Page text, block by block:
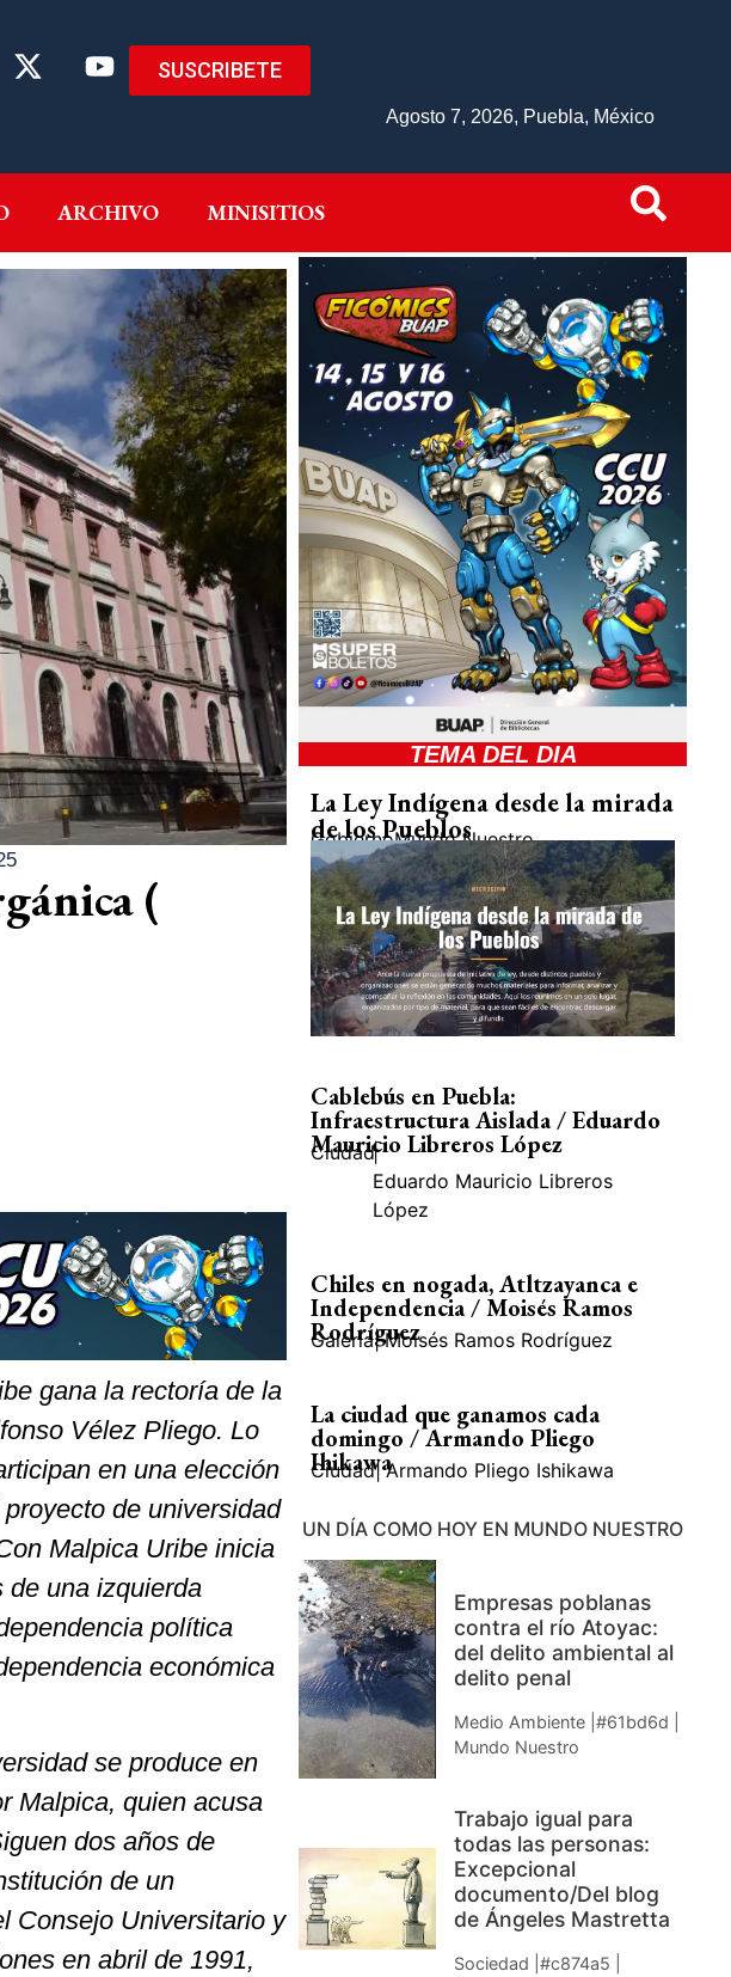
SUSCRIBETE
Agosto 7, 2026, Puebla, México
ARCHIVO MINISITIOS
ARCHIVO MINISITIOS
(
gana la rectoría de la
Vélez Pliego. Lo
en una elección
de universidad
Malpica Uribe inicia
de una izquierda
política
económica
se produce en
Malpica, quien acusa
dos años de
de un
Consejo Universitario y
en abril de 1991,
TEMA DEL DIA
La Ley Indígena desde la mirada
de los Pueblos
GobiernoMundo Nuestro
Cablebús en Puebla:
Infraestructura Aislada / Eduardo
Mauricio Libreros López
Ciudad|
Eduardo Mauricio Libreros
López
Chiles en nogada, Atltzayanca e
Independencia / Moisés Ramos
Rodríguez
Galería| Moisés Ramos Rodríguez
La ciudad que ganamos cada
domingo / Armando Pliego
Ihikawa
Ciudad| Armando Pliego Ishikawa
UN DÍA COMO HOY EN MUNDO NUESTRO
Empresas poblanas
contra el río Atoyac:
del delito ambiental al
delito penal
Medio Ambiente |#61bd6d |
Mundo Nuestro
Trabajo igual para
todas las personas:
Excepcional
documento/Del blog
de Ángeles Mastretta
Sociedad |#c874a5 |